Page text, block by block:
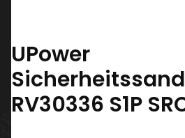
UPower
RV30336 S1P